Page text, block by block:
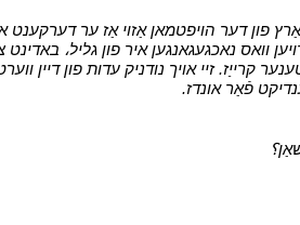
דער הויפטמאן אַזוי אַז ער דערקענט
נאכגעגאנגען איר פון גליל، באדינט
זיי אויך נודניק עדות פון דיין
פֿאַר אונדז.